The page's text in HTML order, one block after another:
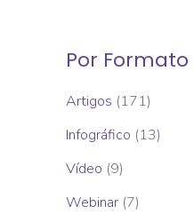
Por Formato
Artigos (171)
Infográfico (13)
Vídeo (9)
Webinar (7)